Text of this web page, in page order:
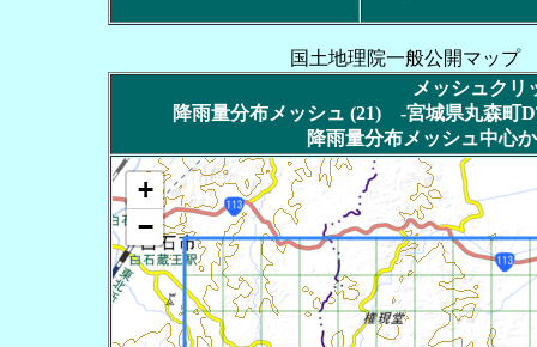
国土地理院一般公開マップ
メッシュクリ
降雨量分布メッシュ (21) -宮城県丸森
降雨量分布メッシュ中
+
−